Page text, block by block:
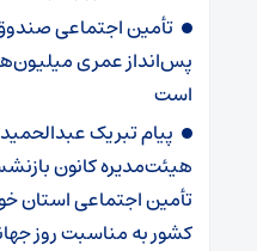
تأمین اجتماعی
پس‌انداز عمری میلیون‌ها
است
پیام تبریک
هیئت‌مدیره کانون
تأمین اجتماعی استان
کشور به مناسبت روز